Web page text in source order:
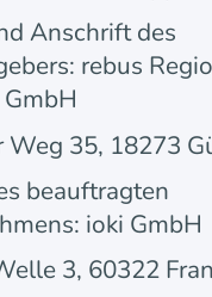
Anschrift des
rebus
Weg 35, 18273
beauftragten
ioki GmbH
3, 60322